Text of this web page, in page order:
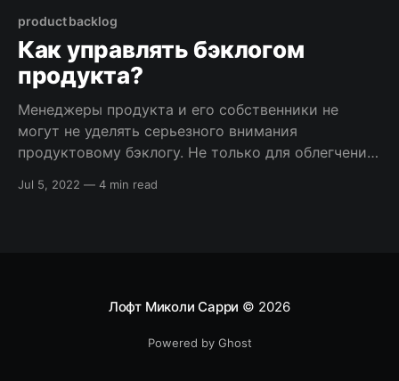
выбирать фичи для разработки, когда ваш product
backlog просто ломится от “вкусных”
product backlog
Как управлять бэклогом
продукта?
Менеджеры продукта и его собственники не
могут не уделять серьезного внимания
продуктовому бэклогу. Не только для облегчения
оптимизации всего жизненного цикла продукта,
Jul 5, 2022 — 4 min read
Лофт Миколи Сарри © 2026
Powered by Ghost